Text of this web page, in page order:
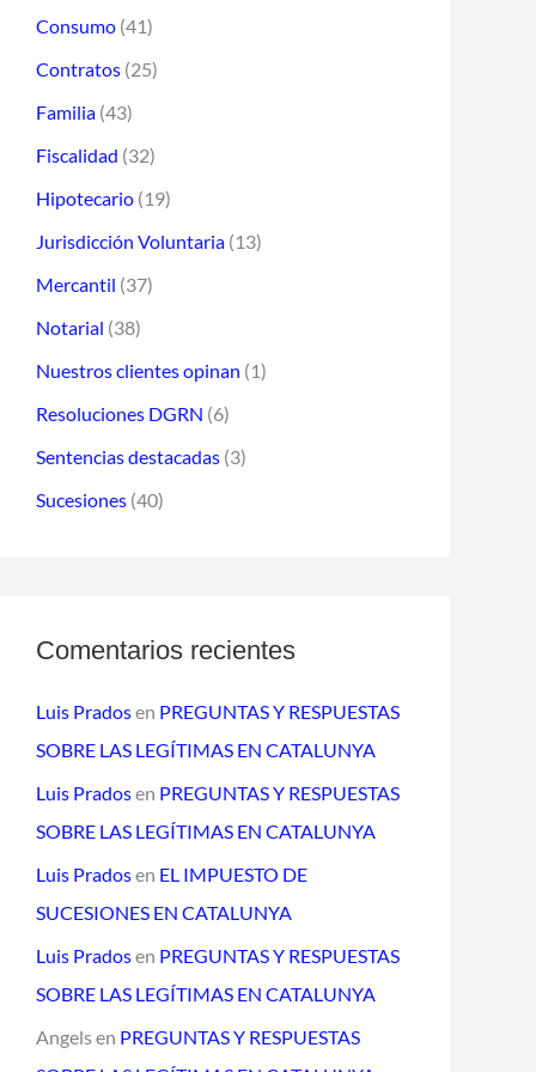
r
:
Consumo (41)
Contratos (25)
Familia (43)
Fiscalidad (32)
Hipotecario (19)
Jurisdicción Voluntaria (13)
Mercantil (37)
Notarial (38)
Nuestros clientes opinan (1)
Resoluciones DGRN (6)
Sentencias destacadas (3)
Sucesiones (40)
Comentarios recientes
Luis Pradosen PREGUNTAS Y RESPUESTAS
SOBRE LAS LEGÍTIMAS EN CATALUNYA
Luis Pradosen PREGUNTAS Y RESPUESTAS
SOBRE LAS LEGÍTIMAS EN CATALUNYA
Luis Pradosen EL IMPUESTO DE
SUCESIONES EN CATALUNYA
Luis Pradosen PREGUNTAS Y RESPUESTAS
SOBRE LAS LEGÍTIMAS EN CATALUNYA
Angelsen PREGUNTAS Y RESPUESTAS
d
r
r
e
o
e
l
r
o